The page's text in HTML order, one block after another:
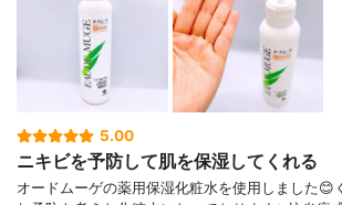
5.00
ニキビを予防して肌を保湿してくれる
オードムーゲの薬用保湿化粧水を使用しました😊